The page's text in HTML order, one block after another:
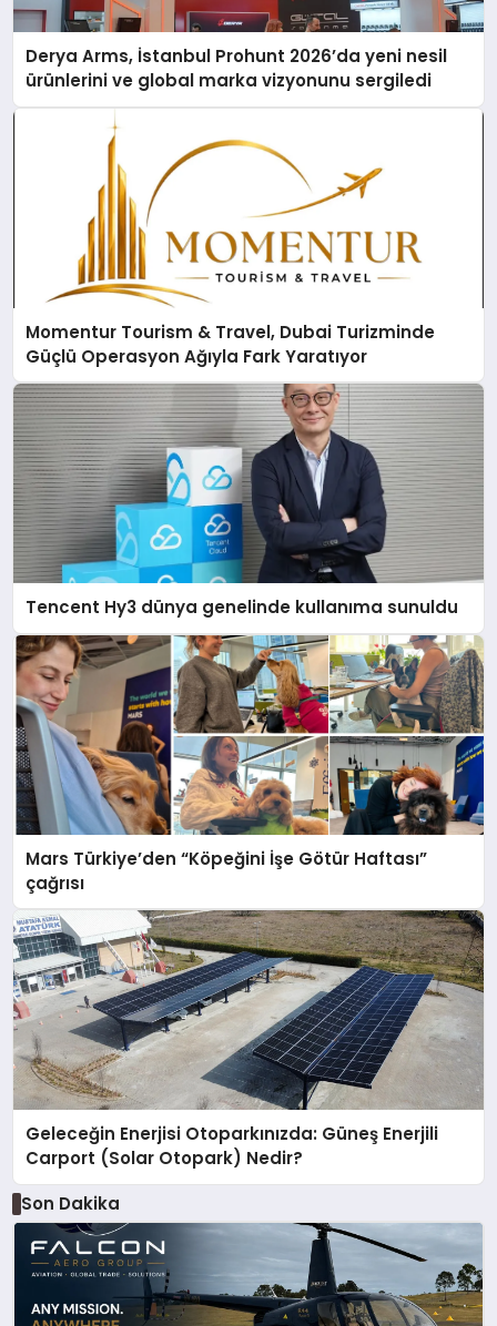
Derya Arms, İstanbul Prohunt 2026’da yeni nesil
ürünlerini ve global marka vizyonunu sergiledi
Momentur Tourism & Travel, Dubai Turizminde
Güçlü Operasyon Ağıyla Fark Yaratıyor
Tencent Hy3 dünya genelinde kullanıma sunuldu
Mars Türkiye’den “Köpeğini İşe Götür Haftası”
çağrısı
Geleceğin Enerjisi Otoparkınızda: Güneş Enerjili
Carport (Solar Otopark) Nedir?
Son Dakika